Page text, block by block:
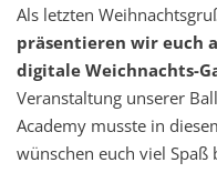
Als letzten
präsentieren wir euch
digitale Weichnachts-
Veranstaltung unserer
Academy musste in
wünschen euch viel Spaß